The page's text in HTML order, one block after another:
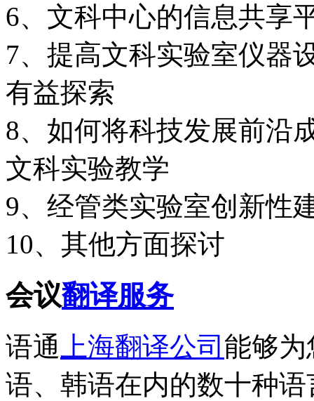
6、文科中心的信息共享
7、提高文科实验室仪器
有益探索
8、如何将科技发展前沿
文科实验教学
9、经管类实验室创新性
10、其他方面探讨
会议翻译服务
语通 上海翻译公司 能够
语、韩语在内的数十种语